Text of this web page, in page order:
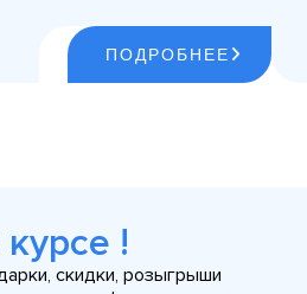
ПОДРОБНЕЕ
!
скидки, розыгрыши